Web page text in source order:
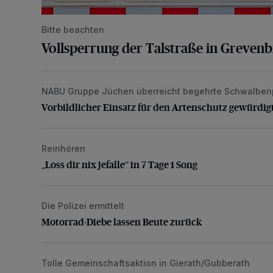
Bitte beachten
Vollsperrung der Talstraße in
Vorbildlicher Einsatz für den Artenschutz gewürdigt
NABU Gruppe Jüchen überreicht begehrte
Vorbildlicher Einsatz für den Artenschutz
„Loss dir nix jefalle“ in 7 Tage 1 Song
Reinhören
„Loss dir nix jefalle“ in 7 Tage 1 Song
Motorrad-Diebe lassen Beute zurück
Die Polizei ermittelt
Motorrad-Diebe lassen Beute zurück
Pünktlich zum Schützenfest den Weg zum Festzelt
Tolle Gemeinschaftsaktion in Gierath/Gubberath